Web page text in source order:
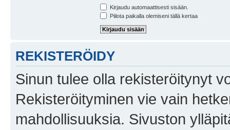
Kirjaudu automaattisesti sisään.
Piilota paikalla olemiseni tällä kertaa
REKISTERÖIDY
Sinun tulee olla rekisteröitynyt
Rekisteröityminen vie vain
mahdollisuuksia. Sivuston